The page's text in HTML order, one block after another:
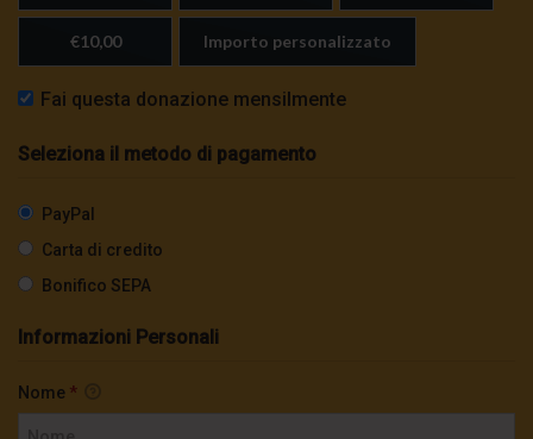
€10,00 Importo personalizzato
Fai questa donazione mensilmente
Seleziona il metodo di pagamento
PayPal
Carta di credito
Bonifico SEPA
Informazioni Personali
Nome *